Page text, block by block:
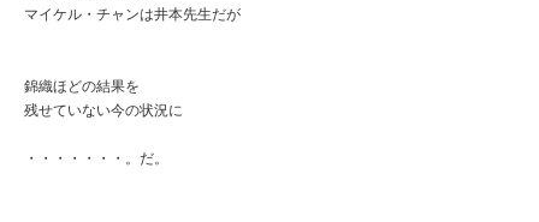
マイケル・チャンは井本先生だが
錦織ほどの結果を
残せていない今の状況に
・・・・・・・。だ。